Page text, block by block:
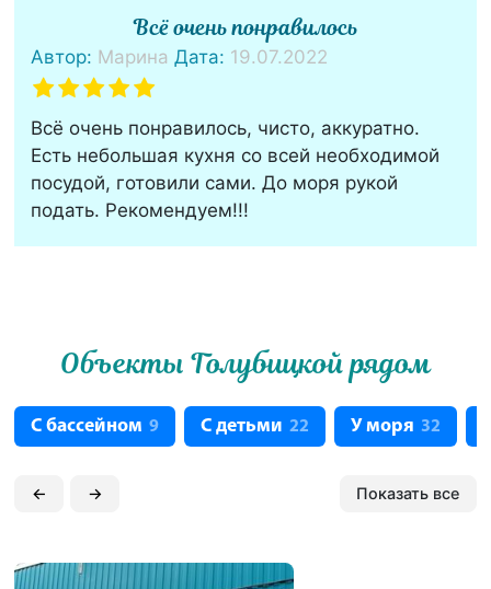
Всё очень понравилось
Автор: Марина Дата: 19.07.2022
Всё очень понравилось, чисто, аккуратно.
Есть небольшая кухня со всей необходимой
посудой, готовили сами. До моря рукой
подать. Рекомендуем!!!
Объекты Голубицкой рядом
С бассейном 9 С детьми 22 У моря 32
← → Показать все